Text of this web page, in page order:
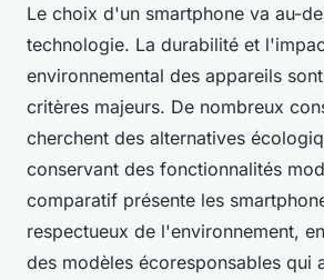
Le choix d'un smartphone va au-
technologie. La durabilité et
environnemental des appareils
critères majeurs. De nombreux
cherchent des alternatives
conservant des fonctionnalités
comparatif présente les
respectueux de l'environnement,
des modèles écoresponsables qui